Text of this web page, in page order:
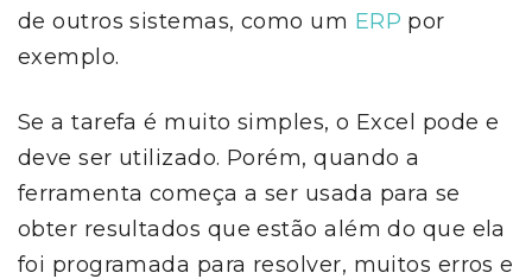
de outros sistemas, como um ERP por
exemplo.
Se a tarefa é muito simples, o Excel pode e
deve ser utilizado. Porém, quando a
ferramenta começa a ser usada para se
obter resultados que estão além do que ela
foi programada para resolver, muitos erros e